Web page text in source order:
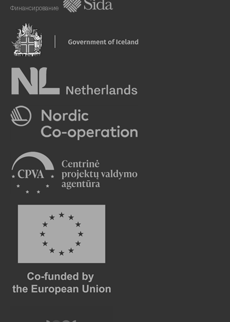
Финансирование